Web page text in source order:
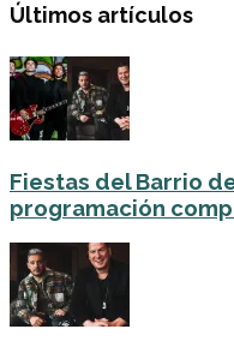
Últimos artículos
Fiestas del Barrio
programación